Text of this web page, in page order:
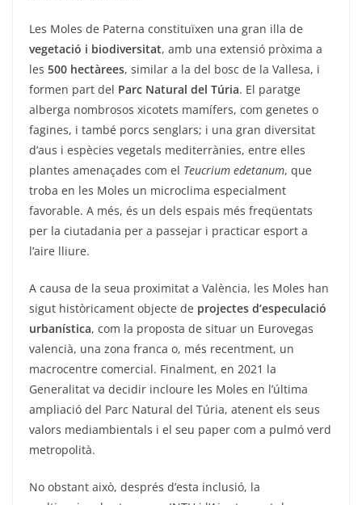
Les Moles de Paterna constituïxen una gran illa de
vegetació i biodiversitat, amb una extensió pròxima a
les 500 hectàrees, similar a la del bosc de la Vallesa, i
formen part del Parc Natural del Túria. El paratge
alberga nombrosos xicotets mamífers, com genetes o
fagines, i també porcs senglars; i una gran diversitat
d’aus i espècies vegetals mediterrànies, entre elles
plantes amenaçades com el Teucrium edetanum, que
troba en les Moles un microclima especialment
favorable. A més, és un dels espais més freqüentats
per la ciutadania per a passejar i practicar esport a
l’aire lliure.
A causa de la seua proximitat a València, les Moles han
sigut històricament objecte de projectes d’especulació
urbanística, com la proposta de situar un Eurovegas
valencià, una zona franca o, més recentment, un
macrocentre comercial. Finalment, en 2021 la
Generalitat va decidir incloure les Moles en l’última
ampliació del Parc Natural del Túria, atenent els seus
valors mediambientals i el seu paper com a pulmó verd
metropolità.
No obstant això, després d’esta inclusió, la